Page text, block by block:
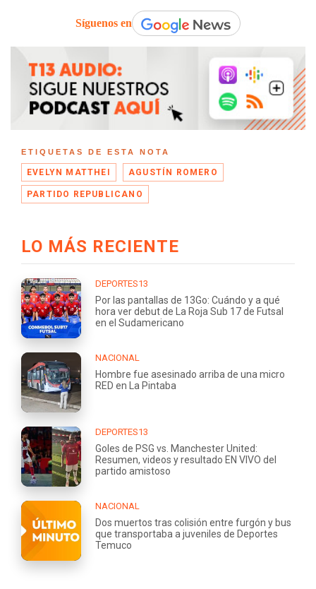
Síguenos en
ETIQUETAS DE ESTA NOTA
EVELYN MATTHEI AGUSTÍN ROMERO
PARTIDO REPUBLICANO
LO MÁS RECIENTE
DEPORTES13
Por las pantallas de 13Go: Cuándo y a qué
hora ver debut de La Roja Sub 17 de Futsal
en el Sudamericano
NACIONAL
Hombre fue asesinado arriba de una micro
RED en La Pintaba
DEPORTES13
Goles de PSG vs. Manchester United:
Resumen, videos y resultado EN VIVO del
partido amistoso
NACIONAL
Dos muertos tras colisión entre furgón y bus
que transportaba a juveniles de Deportes
Temuco